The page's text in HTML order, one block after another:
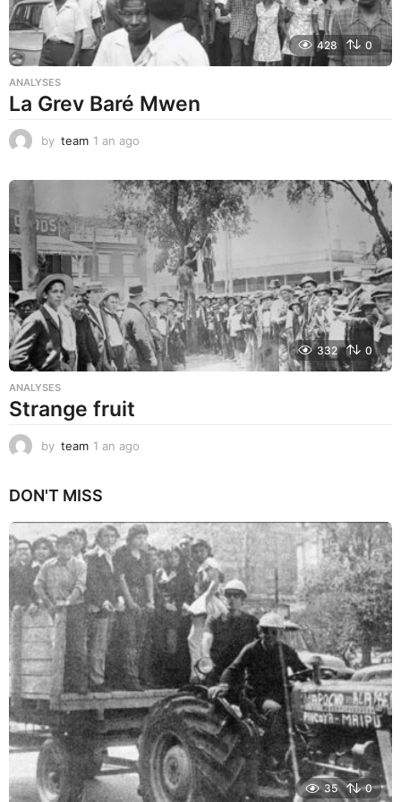
428 0
ANALYSES
La Grev Baré Mwen
by team 1 an ago
a
g
o
332 0
ANALYSES
Strange fruit
by team 1 an ago
o
DON'T MISS
35 0